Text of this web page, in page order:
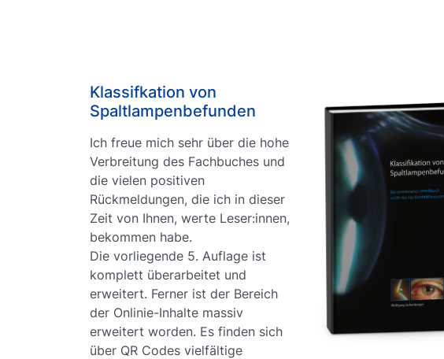
Klassifkation von
Spaltlampenbefunden
Ich freue mich sehr über die hohe
Verbreitung des Fachbuches und
die vielen positiven
Rückmeldungen, die ich in dieser
Zeit von Ihnen, werte Leser:innen,
bekommen habe.
Die vorliegende 5. Auflage ist
komplett überarbeitet und
erweitert. Ferner ist der Bereich
der Onlinie-Inhalte massiv
erweitert worden. Es finden sich
über QR Codes vielfältige